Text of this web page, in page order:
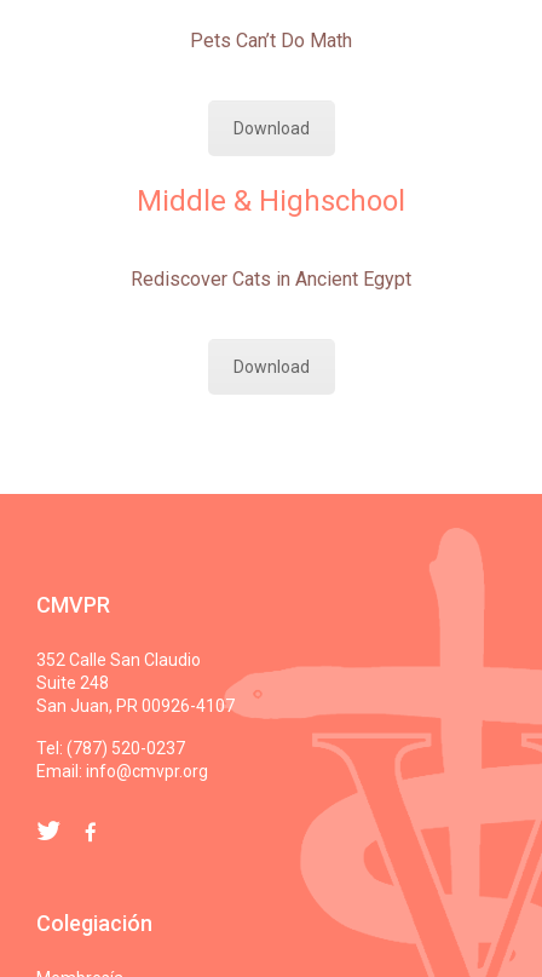
Pets Can’t Do Math
Download
Middle & Highschool
Rediscover Cats in Ancient Egypt
Download
CMVPR
352 Calle San Claudio
Suite 248
San Juan, PR 00926-4107
Tel: (787) 520-0237
Email: info@cmvpr.org
Colegiación